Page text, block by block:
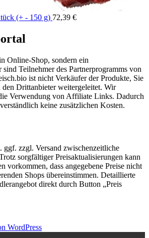
(+ - 150 g) 72,39 €
Online-Shop, sondern ein
Teilnehmer des Partnerprogramms von
ist nicht Verkäufer der Produkte, Sie
Drittanbieter weitergeleitet. Wir
Verwendung von Affiliate Links. Dadurch
keine zusätzlichen Kosten.
zzgl. Versand zwischenzeitliche
sorgfältiger Preisaktualisierungen kann
vorkommen, dass angegebene Preise nicht
Shops übereinstimmen. Detaillierte
direkt durch Button „Preis
WordPress